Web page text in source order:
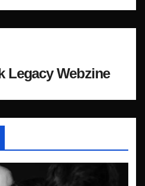
Legacy Webzine